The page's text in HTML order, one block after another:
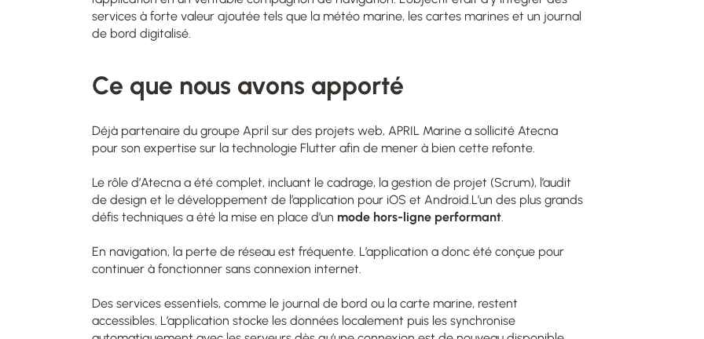
services à forte valeur ajoutée tels que la météo marine, les cartes marines et un journal
de bord digitalisé.
Ce que nous avons apporté
Déjà partenaire du groupe April sur des projets web, APRIL Marine a sollicité Atecna
pour son expertise sur la technologie Flutter afin de mener à bien cette refonte.
Le rôle d’Atecna a été complet, incluant le cadrage, la gestion de projet (Scrum), l’audit
de design et le développement de l’application pour iOS et Android.L’un des plus grands
défis techniques a été la mise en place d’un mode hors-ligne performant.
En navigation, la perte de réseau est fréquente. L’application a donc été conçue pour
continuer à fonctionner sans connexion internet.
Des services essentiels, comme le journal de bord ou la carte marine, restent
accessibles. L’application stocke les données localement puis les synchronise